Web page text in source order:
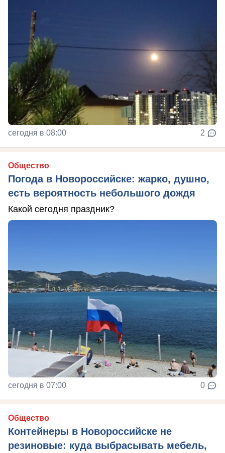
сегодня в 08:00 2
Общество
Погода в Новороссийске: жарко, душно,
есть вероятность небольшого дождя
Какой сегодня праздник?
сегодня в 07:00 0
Общество
Контейнеры в Новороссийске не
резиновые: куда выбрасывать мебель,